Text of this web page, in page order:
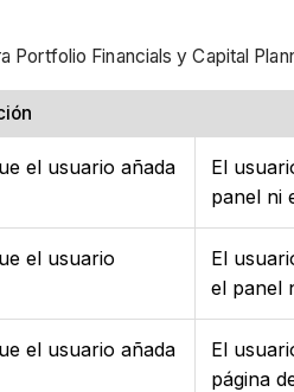
Portfolio Financials y Capital
el usuario añada
El
panel ni
el usuario
El
el panel
el usuario añada
El
página